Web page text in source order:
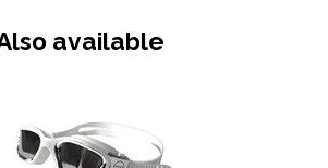
available